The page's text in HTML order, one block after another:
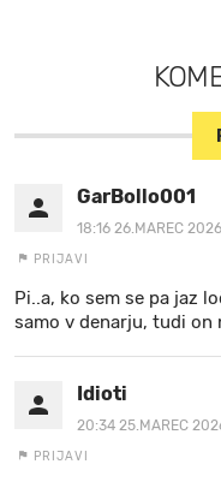
GarBollo001
18:16 26.MAREC
PRIJAVI
Pi..a, ko sem se pa jaz
samo v denarju, tudi on
Idioti
20:34 25.MAREC
PRIJAVI